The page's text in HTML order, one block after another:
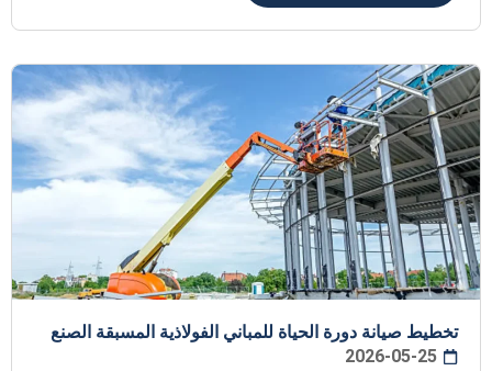
تخطيط صيانة دورة الحياة للمباني الفولاذية المسبقة الصنع
2026-05-25